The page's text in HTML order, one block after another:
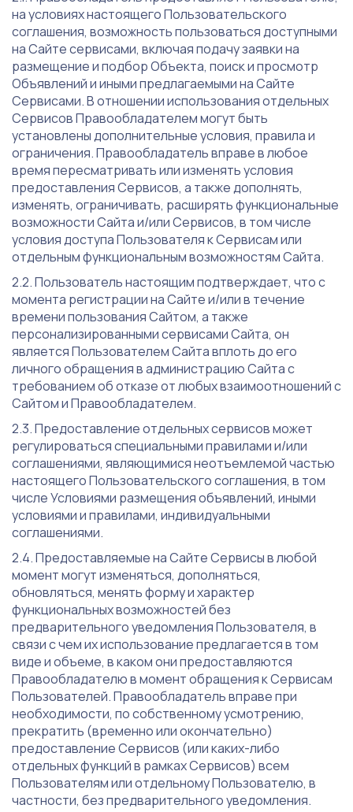
на условиях настоящего Пользовательского
соглашения, возможность пользоваться доступными
на Сайте сервисами, включая подачу заявки на
размещение и подбор Объекта, поиск и просмотр
Объявлений и иными предлагаемыми на Сайте
Сервисами. В отношении использования отдельных
Сервисов Правообладателем могут быть
установлены дополнительные условия, правила и
ограничения. Правообладатель вправе в любое
время пересматривать или изменять условия
предоставления Сервисов, а также дополнять,
изменять, ограничивать, расширять функциональные
возможности Сайта и/или Сервисов, в том числе
условия доступа Пользователя к Сервисам или
отдельным функциональным возможностям Сайта.
Пользователь настоящим подтверждает, что с
момента регистрации на Сайте и/или в течение
времени пользования Сайтом, а также
персонализированными сервисами Сайта, он
является Пользователем Сайта вплоть до его
личного обращения в администрацию Сайта с
требованием об отказе от любых взаимоотношений с
Сайтом и Правообладателем.
Предоставление отдельных сервисов может
регулироваться специальными правилами и/или
соглашениями, являющимися неотъемлемой частью
настоящего Пользовательского соглашения, в том
числе Условиями размещения объявлений, иными
условиями и правилами, индивидуальными
соглашениями.
Предоставляемые на Сайте Сервисы в любой
момент могут изменяться, дополняться,
обновляться, менять форму и характер
функциональных возможностей без
предварительного уведомления Пользователя, в
связи с чем их использование предлагается в том
виде и объеме, в каком они предоставляются
Правообладателю в момент обращения к Сервисам
Пользователей. Правообладатель вправе при
необходимости, по собственному усмотрению,
прекратить (временно или окончательно)
предоставление Сервисов (или каких-либо
отдельных функций в рамках Сервисов) всем
Пользователям или отдельному Пользователю, в
частности, без предварительного уведомления.